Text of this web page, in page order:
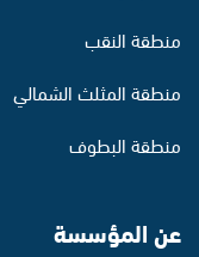
منطقة النقب
منطقة المثلث الشمالي
منطقة البطوف
عن المؤسسة